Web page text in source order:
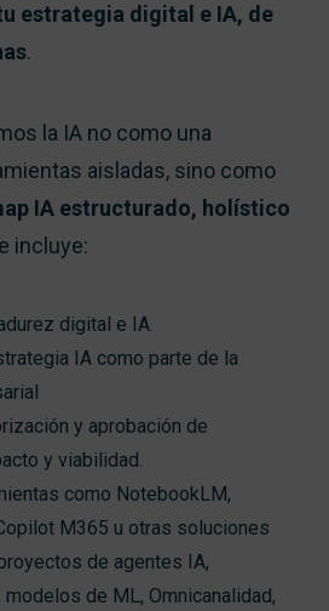
estrategia digital e IA, de
.
la IA no como una
aisladas, sino como
IA estructurado, holístico
incluye:
digital e IA.
IA como parte de la
y aprobación de
y viabilidad.
como NotebookLM,
M365 u otras soluciones
de agentes IA,
de ML, Omnicanalidad,